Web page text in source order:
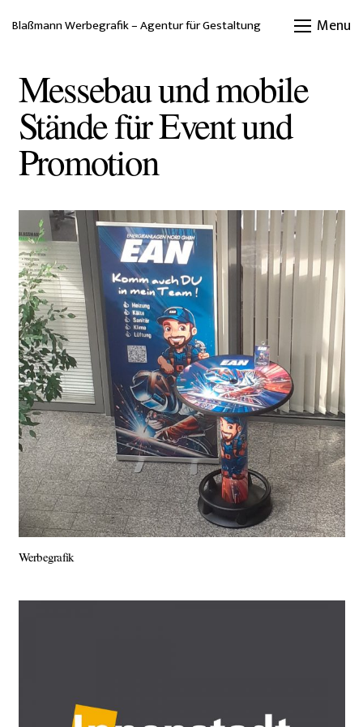
Blaßmann Werbegrafik – Agentur für Gestaltung Menu
Messebau und mobile
Stände für Event und
Promotion
Werbegrafik